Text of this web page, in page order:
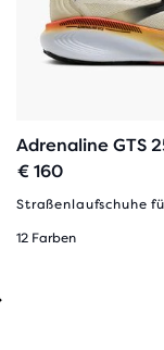
Adrenaline GTS
€ 160
Straßenlaufschuhe
12 Farben